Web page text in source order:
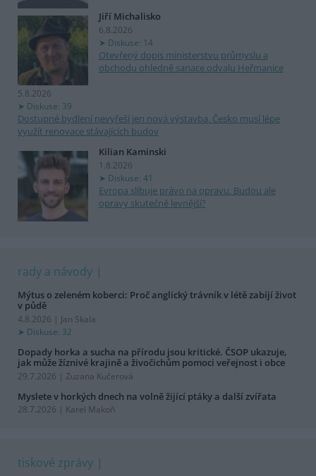
Jiří Michalisko
6.8.2026
Diskuse: 14
Otevřený dopis ministerstvu průmyslu a
obchodu ohledně sanace odvalu Heřmanice
5.8.2026
Diskuse: 39
Dostupné bydlení nevyřeší jen nová výstavba. Česko musí lépe
využít renovace stávajících budov
Kilian Kaminski
1.8.2026
Diskuse: 41
Evropa slibuje právo na opravu. Budou ale
opravy skutečně levnější?
rady a návody
Mýtus o zeleném koberci: Proč anglický trávník v létě zabíjí život
v půdě
4.8.2026 | Jan Skala
Diskuse: 32
Dopady horka a sucha na přírodu jsou kritické. ČSOP ukazuje,
jak může žíznivé krajině a živočichům pomoci veřejnost i obce
29.7.2026 | Zuzana Kučerová
Myslete v horkých dnech na volně žijící ptáky a další zvířata
28.7.2026 | Karel Makoň
tiskové zprávy